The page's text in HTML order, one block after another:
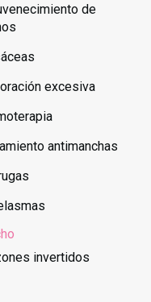
de
excesiva
antimanchas
invertidos